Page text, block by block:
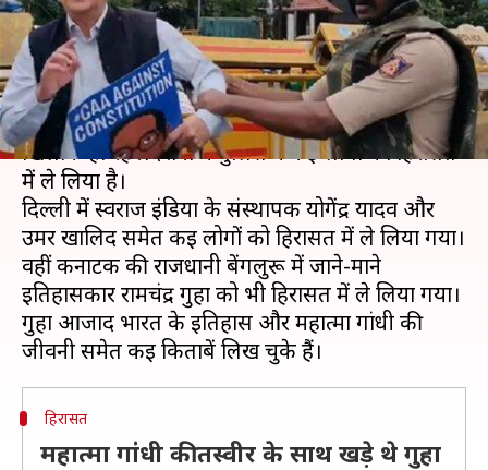
लेखन मुकुल तोमर Dec 19, 2019 01:16 pm
क्या है खबर?
दिल्ली समेत देश के कई शहरों में नागरिकता कानून के
खिलाफ हो रहे प्रदर्शनों में पुलिस ने कई लोगों को हिरासत
में ले लिया है।
दिल्ली में स्वराज इंडिया के संस्थापक योगेंद्र यादव और
उमर खालिद समेत कई लोगों को हिरासत में ले लिया गया।
वहीं कर्नाटक की राजधानी बेंगलुरू में जाने-माने
इतिहासकार रामचंद्र गुहा को भी हिरासत में ले लिया गया।
गुहा आजाद भारत के इतिहास और महात्मा गांधी की
हिरासत
महात्मा गांधी की तस्वीर के साथ खड़े थे गुहा